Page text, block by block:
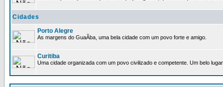
Cidades
Porto Alegre
As margens do GuaÃ­ba, uma bela cidade com um povo forte e amigo.
Curitiba
Uma cidade organizada com um povo civilizado e competente. Um belo